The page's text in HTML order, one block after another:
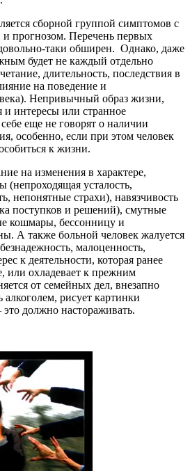
сборной группой симптомов с
прогнозом. Перечень первых
таки обширен. Однако, даже
будет не каждый отдельно
длительность, последствия в
на поведение и
Непривычный образ жизни,
интересы или странное
еще не говорят о наличии
особенно, если при этом человек
к жизни.
на изменения в характере,
(непроходящая усталость,
непонятные страхи), навязчивость
поступков и решений), смутные
кошмары, бессонницу и
А также больной человек жалуется
малоценность,
к деятельности, которая ранее
или охладевает к прежним
от семейных дел, внезапно
алкоголем, рисует картинки
должно настораживать.